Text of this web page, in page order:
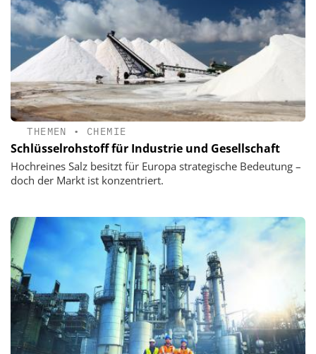
THEMEN • CHEMIE
Schlüsselrohstoff für Industrie und Gesellschaft
Hochreines Salz besitzt für Europa strategische Bedeutung –
doch der Markt ist konzentriert.